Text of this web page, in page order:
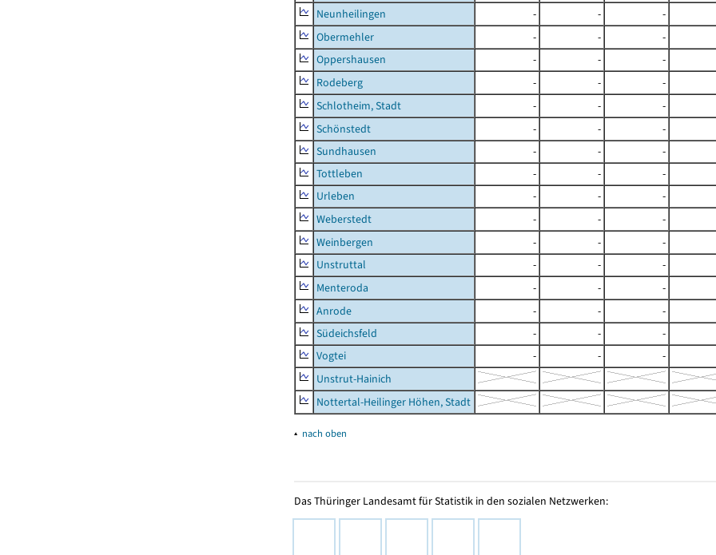
Neunheilingen
- - -
Obermehler
- - -
Oppershausen
- - -
Rodeberg
- - -
Schlotheim, Stadt
- - -
Schönstedt
- - -
Sundhausen
- - -
Tottleben
- - -
Urleben
- - -
Weberstedt
- - -
Weinbergen
- - -
Unstruttal
- - -
Menteroda
- - -
Anrode
- - -
Südeichsfeld
- - -
Vogtei
- - -
Unstrut-Hainich
Nottertal-Heilinger Höhen, Stadt
▴ nach oben
Das Thüringer Landesamt für Statistik in den sozialen Netzwerken: